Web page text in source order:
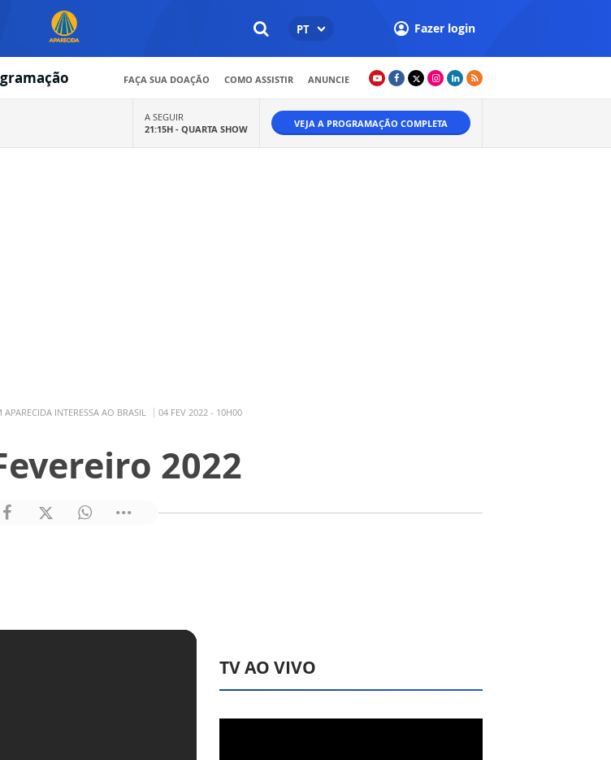
PT Fazer login
FAÇA SUA DOAÇÃO COMO ASSISTIR ANUNCIE
A SEGUIR
21:15H - QUARTA SHOW VEJA A PROGRAMAÇÃO COMPLETA
APARECIDA INTERESSA AO BRASIL 04 FEV 2022 - 10H00
2022
TV AO VIVO